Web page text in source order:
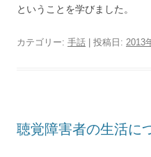
ということを学びました。
カテゴリー: 手話 | 投稿日: 2013
聴覚障害者の生活に